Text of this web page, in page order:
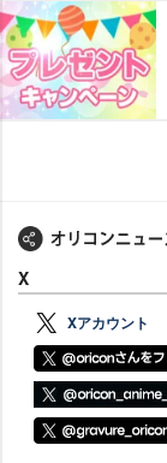
X
Xアカウント